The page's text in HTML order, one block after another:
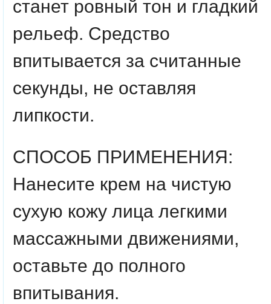
станет ровный тон и гладкий
рельеф. Средство
впитывается за считанные
секунды, не оставляя
липкости.
СПОСОБ ПРИМЕНЕНИЯ:
Нанесите крем на чистую
сухую кожу лица легкими
массажными движениями,
оставьте до полного
впитывания.